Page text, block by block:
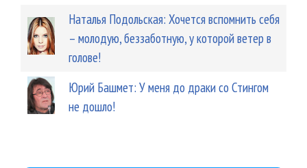
Наталья Подольская: Хочется вспомнить себя
– молодую, беззаботную, у которой ветер в
голове!
Юрий Башмет: У меня до драки со Стингом
не дошло!